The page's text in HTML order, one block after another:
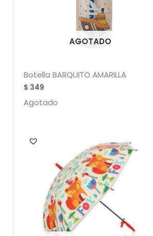
AGOTADO
Botella BARQUITO AMARILLA
$ 349
Agotado